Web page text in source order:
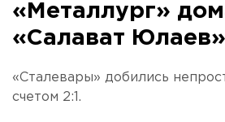
«Металлург»
«Салават Юлаев»
«Сталевары» добились
счетом 2:1.